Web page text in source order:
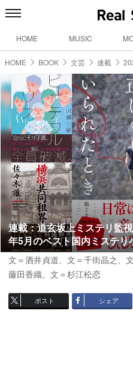
HOME MUSIC
HOME BOOK 文芸 連載
連載：道玄坂上ミステリ監
年5月のベスト国内ミステリ
文＝酒井貞道、 文＝千街晶之、
藤田香織、 文＝杉江松恋
ポスト シェア